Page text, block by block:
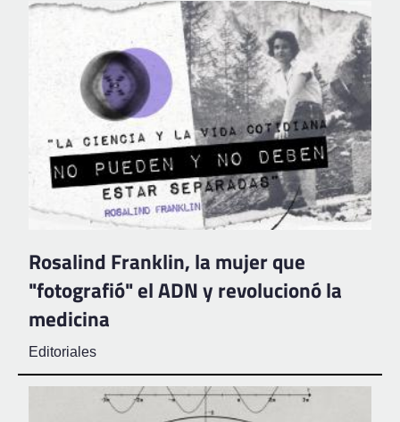
Rosalind Franklin, la mujer que
"fotografió" el ADN y revolucionó la
medicina
Editoriales